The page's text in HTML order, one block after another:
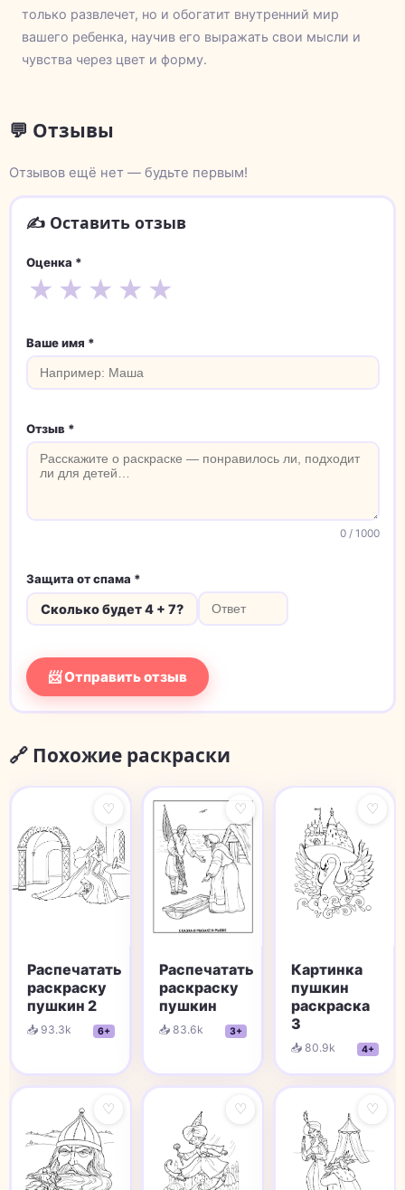
только развлечет, но и обогатит внутренний мир
вашего ребенка, научив его выражать свои мысли и
чувства через цвет и форму.
💬 Отзывы
Отзывов ещё нет — будьте первым!
✍️ Оставить отзыв
Оценка *
★ ★ ★ ★ ★
Ваше имя *
Отзыв *
0/ 1000
Защита от спама *
Сколько будет 4 + 7?
📨 Отправить отзыв
🔗 Похожие раскраски
♡
Распечатать
раскраску
пушкин 2
📥 93.3k 6+
♡
Распечатать
раскраску
пушкин
📥 83.6k 3+
♡
Картинка
пушкин
раскраска
3
📥 80.9k 4+
♡ ♡ ♡